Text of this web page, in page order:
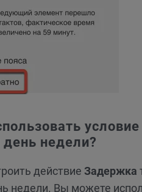
недели?
действие Задержка
недели. Вы можете